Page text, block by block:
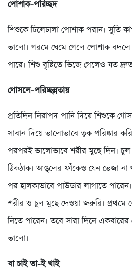
পোশাক-পরিচ্ছদ
শিশুকে ঢিলেঢালা পোশাক পরান। সুতি
ভালো। গরমে ঘেমে গেলে পোশাক বদলে
পারে। শিশু বৃষ্টিতে ভিজে গেলেও যত
গোসলে-পরিচ্ছন্নতায়
প্রতিদিন নিরাপদ পানি দিয়ে শিশুকে
সাবান দিয়ে ভালোভাবে ত্বক পরিষ্কার
পরপরই ভালোভাবে শরীর মুছে দিন।
ঠিকঠাক। আঙুলের ফাঁকেও যেন ভেজা না
পর হালকাভাবে পাউডার লাগাতে
শরীর ও চুল মুছে দেওয়া জরুরি। প্রথমে
নিতে পারেন। তবে সারা দিনে একবারের
ভালো।
যা চাই তা-ই খাই